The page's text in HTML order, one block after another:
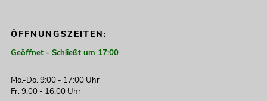
ÖFFNUNGSZEITEN:
Geöffnet - Schließt um 17:00
Mo.-Do. 9:00 - 17:00 Uhr
Fr. 9:00 - 16:00 Uhr